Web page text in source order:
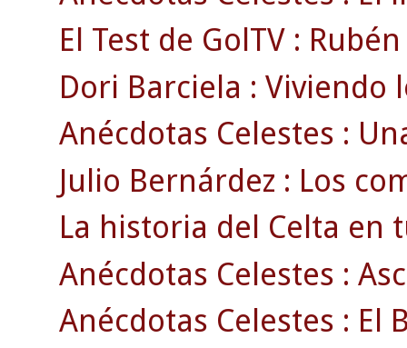
El Test de GolTV :
Dori Barciela :
Anécdotas Celestes :
Julio Bernárdez : Los
La historia del Celta en
Anécdotas Celestes :
Anécdotas Celestes : El